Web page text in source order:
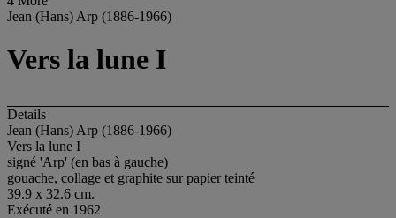
Jean (Hans) Arp (1886-1966)
Vers la lune I
Details
Jean (Hans) Arp (1886-1966)
Vers la lune I
signé 'Arp' (en bas à gauche)
gouache, collage et graphite sur papier teinté
39.9 x 32.6 cm.
Exécuté en 1962